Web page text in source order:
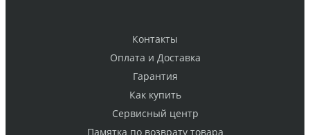
Контакты
Оплата и Доставка
Гарантия
Как купить
Cервисный центр
Памятка по возврату товара